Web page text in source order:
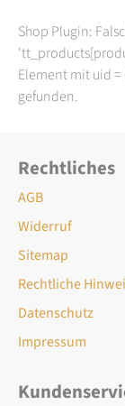
Shop Plugin:
Element mit uid
gefunden.
Rechtliches
AGB
Widerruf
Sitemap
Rechtliche
Datenschutz
Impressum